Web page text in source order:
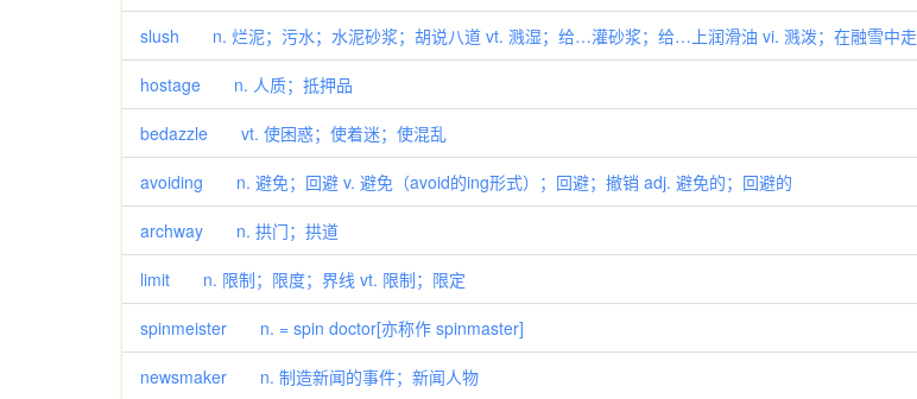
slush n. 烂泥；污水；水泥砂浆；胡说八道 vt. 溅湿；给…灌砂浆；给…上润滑油 vi. 溅泼；在融雪中走
hostage n. 人质；抵押品
bedazzle vt. 使困惑；使着迷；使混乱
avoiding n. 避免；回避 v. 避免（avoid的ing形式）；回避；撤销 adj. 避免的；回避的
archway n. 拱门；拱道
limit n. 限制；限度；界线 vt. 限制；限定
spinmeister n. = spin doctor[亦称作 spinmaster]
newsmaker n. 制造新闻的事件；新闻人物